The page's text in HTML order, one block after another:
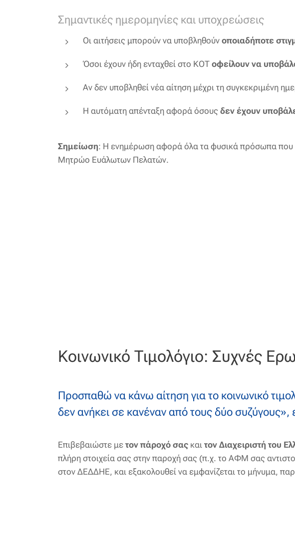
Σημαντικές ημερομηνίες και υποχρεώσεις
Οι αιτήσεις μπορούν να υποβληθούν οποιαδήποτε
Όσοι έχουν ήδη ενταχθεί στο ΚΟΤ οφείλουν να
Αν δεν υποβληθεί νέα αίτηση μέχρι τη συγκεκριμένη
Η αυτόματη απένταξη αφορά όσους δεν έχουν
Σημείωση: Η ενημέρωση αφορά όλα τα φυσικά πρόσωπα που
Μητρώο Ευάλωτων Πελατών.
Κοινωνικό Τιμολόγιο: Συχνές
Προσπαθώ να κάνω αίτηση για το κοινωνικό
δεν ανήκει σε κανέναν από τους δύο
Επιβεβαιώστε με τον πάροχό σας και τον Διαχειριστή του
πλήρη στοιχεία σας στην παροχή σας (π.χ. το ΑΦΜ σας
στον ΔΕΔΔΗΕ, και εξακολουθεί να εμφανίζεται το μήνυμα,